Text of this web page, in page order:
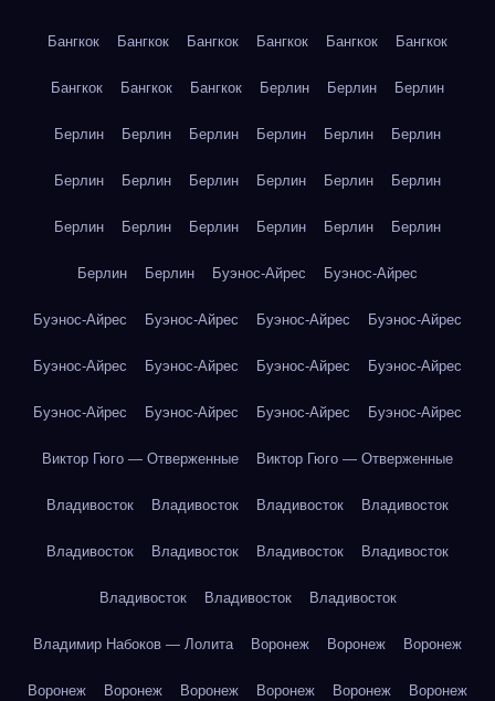
Бангкок Бангкок Бангкок Бангкок Бангкок Бангкок
Бангкок Бангкок Бангкок Берлин Берлин Берлин
Берлин Берлин Берлин Берлин Берлин Берлин
Берлин Берлин Берлин Берлин Берлин Берлин
Берлин Берлин Берлин Берлин Берлин Берлин
Берлин Берлин Буэнос-Айрес Буэнос-Айрес
Буэнос-Айрес Буэнос-Айрес Буэнос-Айрес Буэнос-Айрес
Буэнос-Айрес Буэнос-Айрес Буэнос-Айрес Буэнос-Айрес
Буэнос-Айрес Буэнос-Айрес Буэнос-Айрес Буэнос-Айрес
Виктор Гюго — Отверженные Виктор Гюго — Отверженные
Владивосток Владивосток Владивосток Владивосток
Владивосток Владивосток Владивосток Владивосток
Владивосток Владивосток Владивосток
Владимир Набоков — Лолита Воронеж Воронеж Воронеж
Воронеж Воронеж Воронеж Воронеж Воронеж Воронеж